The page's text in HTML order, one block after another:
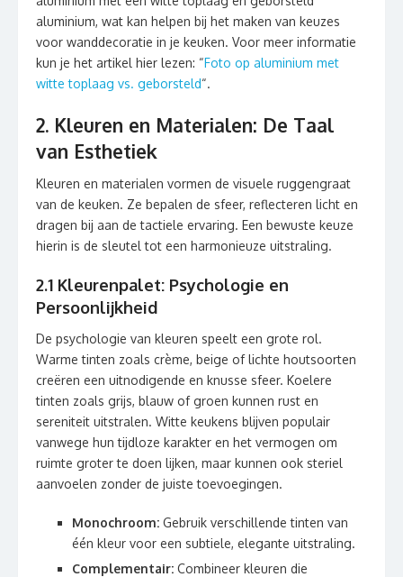
aluminium, wat kan helpen bij het maken van keuzes
voor wanddecoratie in je keuken. Voor meer informatie
kun je het artikel hier lezen: “Foto op aluminium met
witte toplaag vs. geborsteld“.
2. Kleuren en Materialen: De Taal
van Esthetiek
Kleuren en materialen vormen de visuele ruggengraat
van de keuken. Ze bepalen de sfeer, reflecteren licht en
dragen bij aan de tactiele ervaring. Een bewuste keuze
hierin is de sleutel tot een harmonieuze uitstraling.
2.1 Kleurenpalet: Psychologie en
Persoonlijkheid
De psychologie van kleuren speelt een grote rol.
Warme tinten zoals crème, beige of lichte houtsoorten
creëren een uitnodigende en knusse sfeer. Koelere
tinten zoals grijs, blauw of groen kunnen rust en
sereniteit uitstralen. Witte keukens blijven populair
vanwege hun tijdloze karakter en het vermogen om
ruimte groter te doen lijken, maar kunnen ook steriel
aanvoelen zonder de juiste toevoegingen.
Monochroom: Gebruik verschillende tinten van
één kleur voor een subtiele, elegante uitstraling.
Complementair: Combineer kleuren die